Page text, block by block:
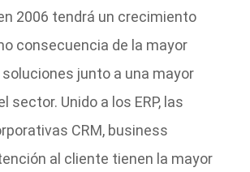
2006 tendrá un crecimiento
consecuencia de la mayor
junto a una mayor
sector. Unido a los ERP, las
CRM, business
al cliente tienen la mayor